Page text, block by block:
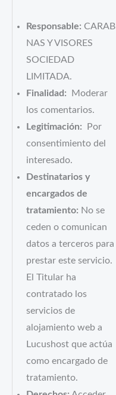
Responsable: CARABI
NAS Y VISORES
SOCIEDAD
LIMITADA.
Finalidad: Moderar
los comentarios.
Legitimación: Por
consentimiento del
interesado.
Destinatarios y
encargados de
tratamiento: No se
ceden o comunican
datos a terceros para
prestar este servicio.
El Titular ha
contratado los
servicios de
alojamiento web a
Lucushost que actúa
como encargado de
tratamiento.